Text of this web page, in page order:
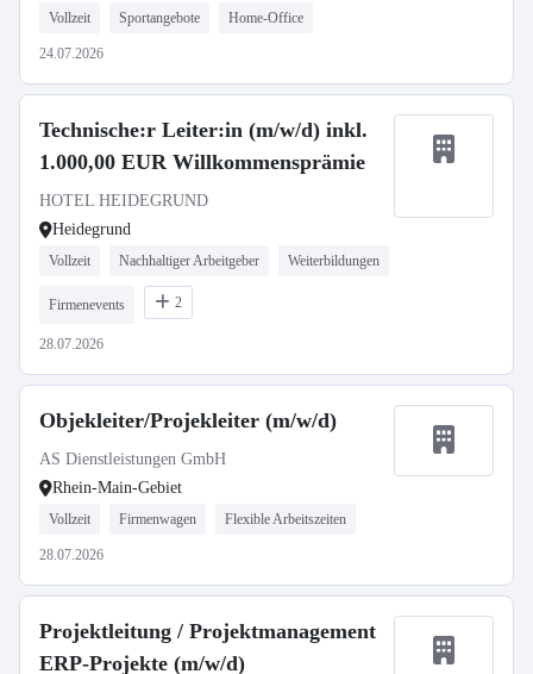
Vollzeit Sportangebote Home-Office
24.07.2026
Technische:r Leiter:in (m/w/d) inkl.
1.000,00 EUR Willkommensprämie
HOTEL HEIDEGRUND
Heidegrund
Vollzeit Nachhaltiger Arbeitgeber Weiterbildungen
Firmenevents 2
28.07.2026
Objekleiter/Projekleiter (m/w/d)
AS Dienstleistungen GmbH
Rhein-Main-Gebiet
Vollzeit Firmenwagen Flexible Arbeitszeiten
28.07.2026
Projektleitung / Projektmanagement
ERP-Projekte (m/w/d)